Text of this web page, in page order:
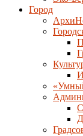
Город